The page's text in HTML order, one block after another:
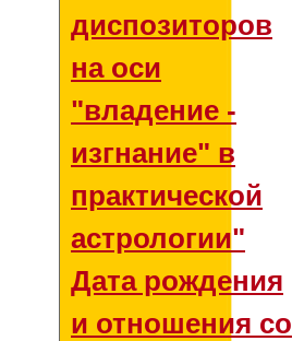
диспозиторов
на оси
"владение -
изгнание" в
практической
астрологии"
Дата рождения
и отношения со